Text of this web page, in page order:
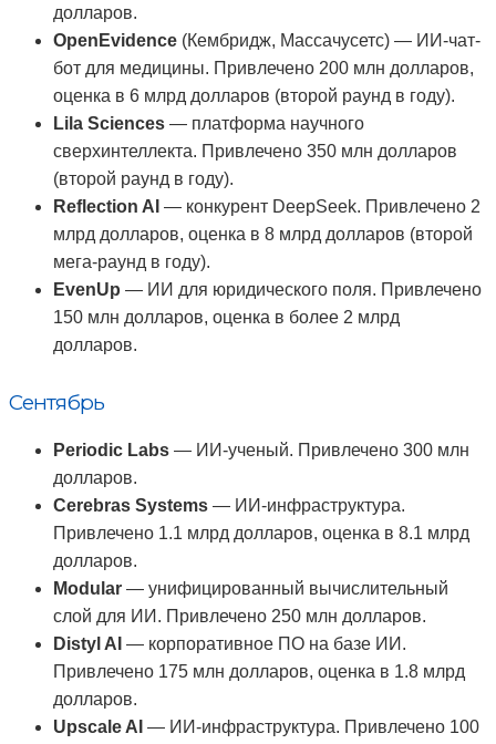
долларов.
OpenEvidence (Кембридж, Массачусетс) — ИИ-чат-
бот для медицины. Привлечено 200 млн долларов,
оценка в 6 млрд долларов (второй раунд в году).
Lila Sciences — платформа научного
сверхинтеллекта. Привлечено 350 млн долларов
(второй раунд в году).
Reflection AI — конкурент DeepSeek. Привлечено 2
млрд долларов, оценка в 8 млрд долларов (второй
мега-раунд в году).
EvenUp — ИИ для юридического поля. Привлечено
150 млн долларов, оценка в более 2 млрд
долларов.
Сентябрь
Periodic Labs — ИИ-ученый. Привлечено 300 млн
долларов.
Cerebras Systems — ИИ-инфраструктура.
Привлечено 1.1 млрд долларов, оценка в 8.1 млрд
долларов.
Modular — унифицированный вычислительный
слой для ИИ. Привлечено 250 млн долларов.
Distyl AI — корпоративное ПО на базе ИИ.
Привлечено 175 млн долларов, оценка в 1.8 млрд
долларов.
Upscale AI — ИИ-инфраструктура. Привлечено 100